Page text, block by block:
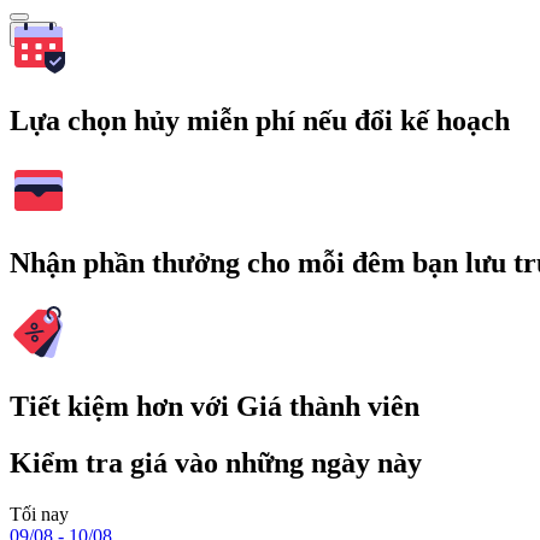
Tìm
Lựa chọn hủy miễn phí nếu đổi kế hoạch
Nhận phần thưởng cho mỗi đêm bạn lưu
Tiết kiệm hơn với Giá thành viên
Kiểm tra giá vào những ngày này
Tối nay